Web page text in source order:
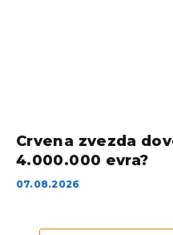
Crvena zvezda
4.000.000 evra?
07.08.2026